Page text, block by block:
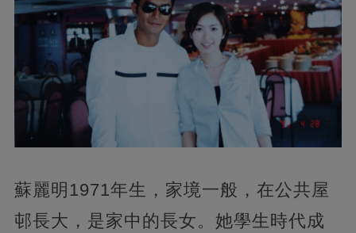
蘇麗明1971年生，家境一般，在公共屋
邨長大，是家中的長女。她學生時代成